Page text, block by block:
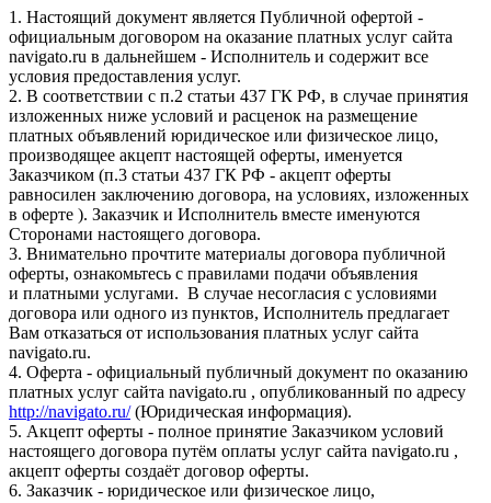
1. Настоящий документ является Публичной офертой -
официальным договором на оказание платных услуг сайта
navigato.ru в дальнейшем - Исполнитель и содержит все
условия предоставления услуг.
2. В соответствии с п.2 статьи 437 ГК РФ, в случае принятия
изложенных ниже условий и расценок на размещение
платных объявлений юридическое или физическое лицо,
производящее акцепт настоящей оферты, именуется
Заказчиком (п.3 статьи 437 ГК РФ - акцепт оферты
равносилен заключению договора, на условиях, изложенных
в оферте ). Заказчик и Исполнитель вместе именуются
Сторонами настоящего договора.
3. Внимательно прочтите материалы договора публичной
оферты, ознакомьтесь с правилами подачи объявления
и платными услугами. В случае несогласия с условиями
договора или одного из пунктов, Исполнитель предлагает
Вам отказаться от использования платных услуг сайта
navigato.ru.
4. Оферта - официальный публичный документ по оказанию
платных услуг сайта navigato.ru , опубликованный по адресу
http://navigato.ru/(Юридическая информация).
5. Акцепт оферты - полное принятие Заказчиком условий
настоящего договора путём оплаты услуг сайта navigato.ru ,
акцепт оферты создаёт договор оферты.
6. Заказчик - юридическое или физическое лицо,